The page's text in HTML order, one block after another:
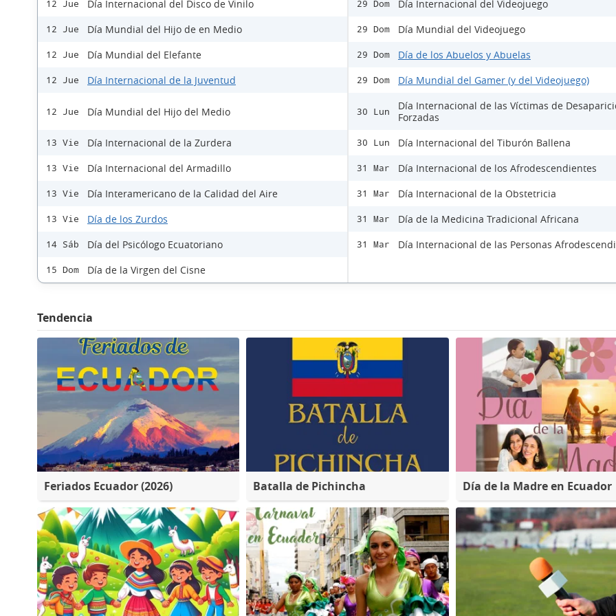
12 Jue Día Internacional del Disco de Vinilo
12 Jue Día Mundial del Hijo de en Medio
12 Jue Día Mundial del Elefante
12 Jue Día Internacional de la Juventud
12 Jue Día Mundial del Hijo del Medio
13 Vie Día Internacional de la Zurdera
13 Vie Día Internacional del Armadillo
13 Vie Día Interamericano de la Calidad del Aire
13 Vie Día de los Zurdos
14 Sáb Día del Psicólogo Ecuatoriano
15 Dom Día de la Virgen del Cisne
29 Dom Día Internacional del Videojuego
29 Dom Día Mundial del Videojuego
29 Dom Día de los Abuelos y Abuelas
29 Dom Día Mundial del Gamer (y del Videojuego)
30 Lun
Día Internacional de las Víctimas de
Forzadas
30 Lun Día Internacional del Tiburón Ballena
31 Mar Día Internacional de los Afrodescendientes
31 Mar Día Internacional de la Obstetricia
31 Mar Día de la Medicina Tradicional Africana
31 Mar Día Internacional de las Personas
Tendencia
Feriados Ecuador (2026) Batalla de Pichincha Día de la Madre en Ecuador